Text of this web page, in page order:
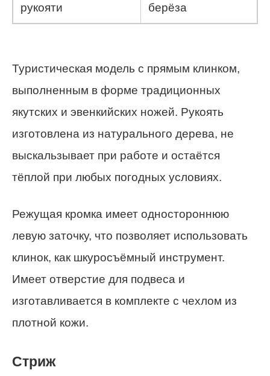
рукояти
берёза
Туристическая модель с прямым клинком,
выполненным в форме традиционных
якутских и эвенкийских ножей. Рукоять
изготовлена из натурального дерева, не
выскальзывает при работе и остаётся
тёплой при любых погодных условиях.
Режущая кромка имеет одностороннюю
левую заточку, что позволяет использовать
клинок, как шкуросъёмный инструмент.
Имеет отверстие для подвеса и
изготавливается в комплекте с чехлом из
плотной кожи.
Стриж